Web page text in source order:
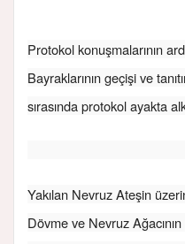
Protokol konuşmalarının
Bayraklarının geçişi ve
sırasında protokol ayakta
Yakılan Nevruz Ateşin
Dövme ve Nevruz